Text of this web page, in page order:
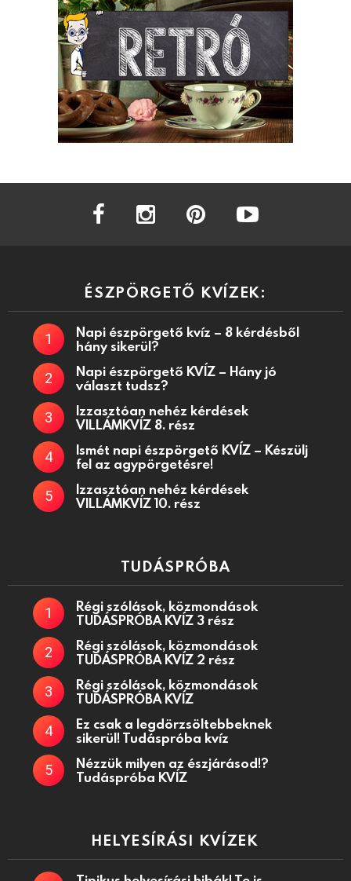
facebook instagram
ÉSZPÖRGETŐ KVÍZEK:
Napi észpörgető kvíz – 8 kérdésből
hány sikerül?
Napi észpörgető KVÍZ – Hány jó
választ tudsz?
Izzasztóan nehéz kérdések
VILLÁMKVÍZ 8. rész
Ismét napi észpörgető KVÍZ – Készülj
fel az agypörgetésre!
Izzasztóan nehéz kérdések
VILLÁMKVÍZ 10. rész
TUDÁSPRÓBA
Régi szólások, közmondások
TUDÁSPRÓBA KVÍZ 3 rész
Régi szólások, közmondások
TUDÁSPRÓBA KVÍZ 2 rész
Régi szólások, közmondások
TUDÁSPRÓBA KVÍZ
Ez csak a legdörzsöltebbeknek
sikerül! Tudáspróba kvíz
Nézzük milyen az észjárásod!?
Tudáspróba KVÍZ
HELYESÍRÁSI KVÍZEK